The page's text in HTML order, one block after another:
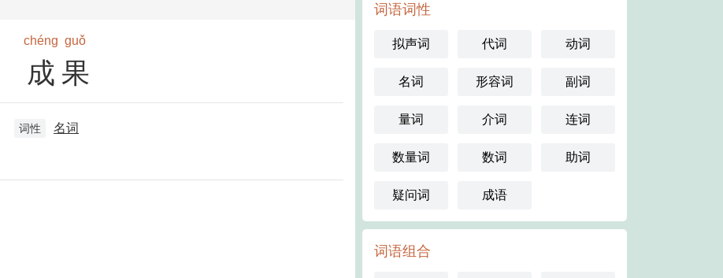
chéng guǒ
成果
词性 名词
词语词性
拟声词 代词 动词
名词 形容词 副词
量词 介词 连词
数量词 数词 助词
疑问词 成语
词语组合